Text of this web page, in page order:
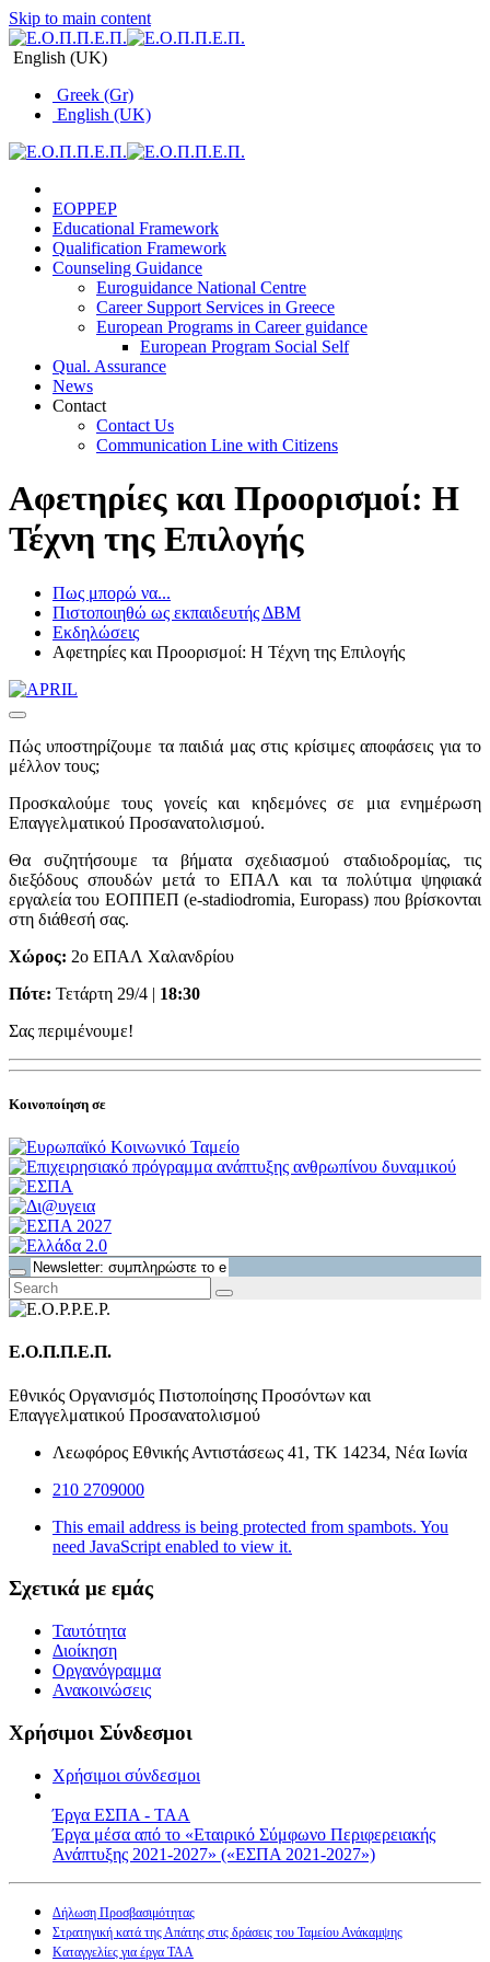
Skip to main content
English (UK)
Greek (Gr)
English (UK)
EOPPEP
Educational Framework
Qualification Framework
Counseling Guidance
Euroguidance National Centre
Career Support Services in Greece
Εuropean Programs in Career guidance
Εuropean Program Social Self
Qual. Assurance
News
Contact
Contact Us
Communication Line with Citizens
Αφετηρίες και Προορισμοί: Η
Τέχνη της Επιλογής
Πως μπορώ να...
Πιστοποιηθώ ως εκπαιδευτής ΔΒΜ
Εκδηλώσεις
Αφετηρίες και Προορισμοί: Η Τέχνη της Επιλογής
Πώς υποστηρίζουμε τα παιδιά μας στις κρίσιμες αποφάσεις για το
μέλλον τους;
Προσκαλούμε τους γονείς και κηδεμόνες σε μια ενημέρωση
Επαγγελματικού Προσανατολισμού.
Θα συζητήσουμε τα βήματα σχεδιασμού σταδιοδρομίας, τις
διεξόδους σπουδών μετά το ΕΠΑΛ και τα πολύτιμα ψηφιακά
εργαλεία του ΕΟΠΠΕΠ (e-stadiodromia, Europass) που βρίσκονται
στη διάθεσή σας.
Χώρος: 2ο ΕΠΑΛ Χαλανδρίου
Πότε: Τετάρτη 29/4 | 18:30
Σας περιμένουμε!
Κοινοποίηση σε
Ε.Ο.Π.Π.Ε.Π.
Εθνικός Οργανισμός Πιστοποίησης Προσόντων και
Επαγγελματικού Προσανατολισμού
Λεωφόρος Εθνικής Αντιστάσεως 41, ΤΚ 14234, Νέα Ιωνία
210 2709000
This email address is being protected from spambots. You
need JavaScript enabled to view it.
Σχετικά με εμάς
Ταυτότητα
Διοίκηση
Οργανόγραμμα
Ανακοινώσεις
Χρήσιμοι Σύνδεσμοι
Χρήσιμοι σύνδεσμοι
Έργα ΕΣΠΑ - ΤΑΑ
Έργα μέσα από το «Εταιρικό Σύμφωνο Περιφερειακής
Ανάπτυξης 2021-2027» («ΕΣΠΑ 2021-2027»)
Δήλωση Προσβασιμότητας
Στρατηγική κατά της Απάτης στις δράσεις του Ταμείου Ανάκαμψης
Καταγγελίες για έργα ΤΑΑ